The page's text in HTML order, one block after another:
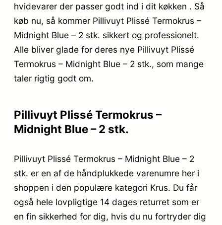
hvidevarer der passer godt ind i dit køkken . Så
køb nu, så kommer Pillivuyt Plissé Termokrus –
Midnight Blue – 2 stk. sikkert og professionelt.
Alle bliver glade for deres nye Pillivuyt Plissé
Termokrus – Midnight Blue – 2 stk., som mange
taler rigtig godt om.
Pillivuyt Plissé Termokrus –
Midnight Blue – 2 stk.
Pillivuyt Plissé Termokrus – Midnight Blue – 2
stk. er en af de håndplukkede varenumre her i
shoppen i den populære kategori Krus. Du får
også hele lovpligtige 14 dages returret som er
en fin sikkerhed for dig, hvis du nu fortryder dig